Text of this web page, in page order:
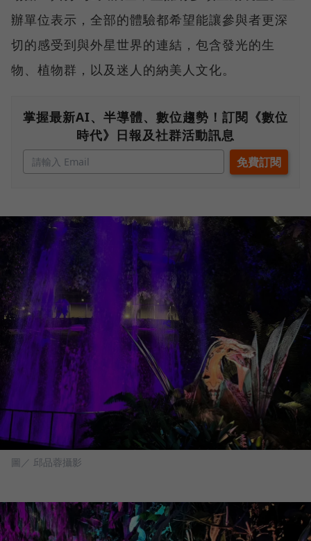
辦單位表示，全部的體驗都希望能讓參與者更深
切的感受到與外星世界的連結，包含發光的生
物、植物群，以及迷人的納美人文化。
掌握最新AI、半導體、數位趨勢！訂閱《數位
時代》日報及社群活動訊息
圖／ 邱品蓉攝影